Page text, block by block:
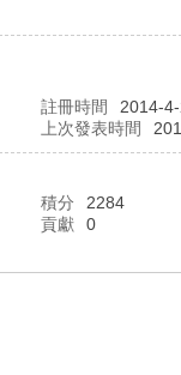
註冊時間
2014-
上次發表時間
積分
2284
貢獻 0